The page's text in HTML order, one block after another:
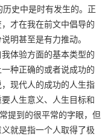
史中是时有发生的。正
才在我在前文中倡导的
明甚至是有力推动。
体验方面的基本类型的
种正确的或者说成功的
现代人的成功的人生指
人生意义、人生目标和
提到的很平常的字眼，但
就是指一个人取得了极